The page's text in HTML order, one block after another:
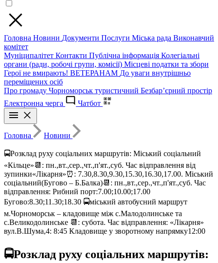
Головна Новини Документи Послуги Міська рада Виконавчий
комітет
Муніципалітет Контакти Публічна інформація Колегіальні
органи (ради, робочі групи, комісії) Місцеві податки та збори
Герої не вмирають! ВЕТЕРАНАМ До уваги внутрішньо
переміщених осіб
Про громаду Чорноморськ туристичний Безбар’єрний простір
Електронна черга
Чатбот
Головна Новини
🚍Розклад руху соціальних маршрутів: Міський соціальний
«Кільце»📆: пн.,вт.,сер.,чт.,п'ят.,суб. Час відправлення від
зупинки«Лікарня»⏰: 7.30,8.30,9.30,15.30,16.30,17.00. Міський
соціальний(Бугово – Б.Балка)📆: пн.,вт.,сер.,чт.,п'ят.,суб. Час
відправлення: Рибний порт:7.00;10.00;17.00
Бугово:8.30;11.30;18.30 🚍міський автобусний маршрут
м.Чорноморськ – кладовище між с.Малодолинське та
с.Великодолинське 📆: субота. Час відправлення: «Лікарня»
вул.В.Шума,4: 8:45 Кладовище у зворотному напрямку12:00
🚍Розклад руху соціальних маршрутів: